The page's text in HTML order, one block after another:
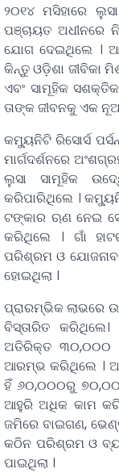
୨୦୧୪ ମସିହାରେ
ପଞ୍ଚାୟତ ଅଧୀନରେ
ଯୋଗ ଦେଇଥିଲେ ।
କିନ୍ତୁ ଓଡ଼ିଶା ଜୀବିକା
ଏବଂ ସାମୂହିକ
ତାଙ୍କ ଜୀବନକୁ ଏକ
କମ୍ୟୁନିଟି ରିସୋର୍ସ
ମାର୍ଗଦର୍ଶନରେ
ଲୁସା ସାମୂହିକ
କରିପାରିଥିଲେ ।
ଟଙ୍କାର ଋଣ ନେଇ
କରିଥିଲେ । ଗାଁ
ପରିଶ୍ରମ ଓ
ହୋଇଥିଲା ।
ପ୍ରାରମ୍ଭିକ ଲାଭରେ
ବିସ୍ତାରିତ
ଅତିରିକ୍ତ ୩୦,୦୦୦
ଆରମ୍ଭ କରିଥିଲେ ।
ହିଁ ୬୦,୦୦୦ରୁ
ଆହୁରି ଅଧିକ କାମ
ଜମିରେ ବାଇଗଣ,
କଠିନ ପରିଶ୍ରମ ଓ
ପାଇଥିଲା ।